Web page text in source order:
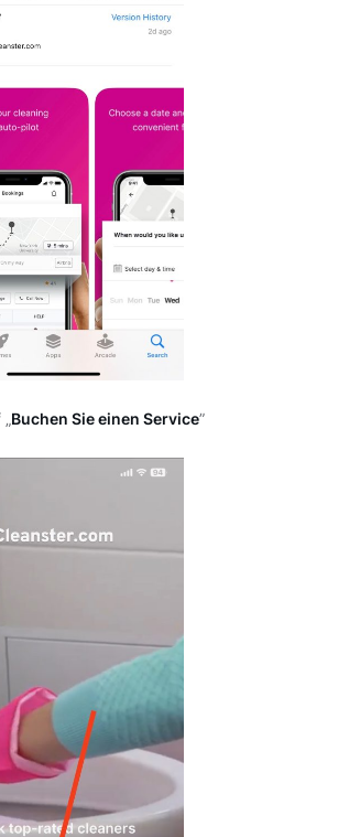
Buchen Sie einen Service”